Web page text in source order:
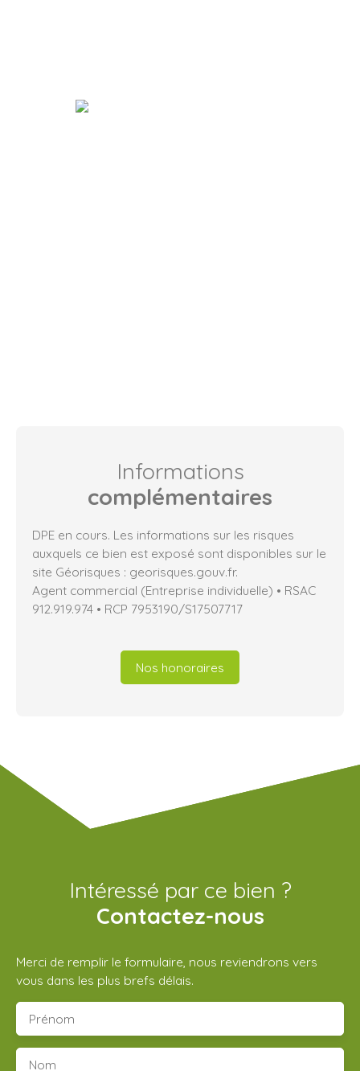
Informations
complémentaires
DPE en cours. Les informations sur les risques
auxquels ce bien est exposé sont disponibles sur le
site Géorisques : georisques.gouv.fr.
Agent commercial (Entreprise individuelle) • RSAC
912.919.974 • RCP 7953190/S17507717
Nos honoraires
Intéressé par ce bien ?
Contactez-nous
Merci de remplir le formulaire, nous reviendrons vers
vous dans les plus brefs délais.
Prénom
Nom